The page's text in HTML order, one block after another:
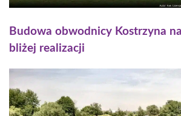
Budowa obwodnicy Kostrzyna
bliżej realizacji